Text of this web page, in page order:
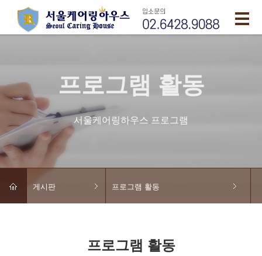
프로그램 활동
서울케어링하우스 프로그램
게시판 프로그램 활동
프로그램 활동